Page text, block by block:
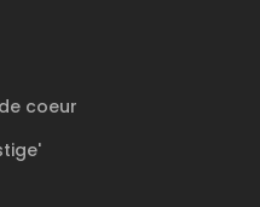
coeur